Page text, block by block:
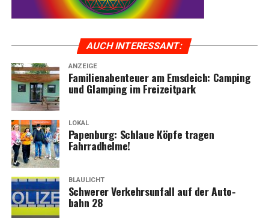
AUCH INTER­ES­SANT:
ANZEIGE
Fami­li­en­aben­teu­er am Ems­deich: Cam­ping
und Glam­ping im Freizeitpark
LOKAL
Papen­burg: Schlaue Köp­fe tra­gen
Fahrradhelme!
BLAULICHT
Schwe­rer Ver­kehrs­un­fall auf der Auto­
bahn 28